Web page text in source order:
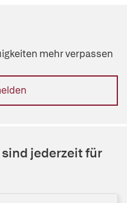
mehr verpassen
sind jederzeit für